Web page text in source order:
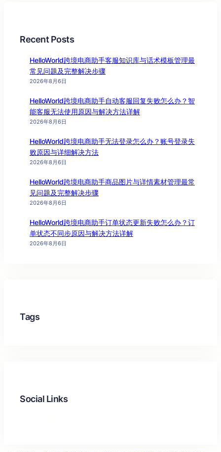
Recent Posts
HelloWorld跨境电商助手客服知识库与话术模板管理最
常见问题及完整解决步骤
2026年8月6日
HelloWorld跨境电商助手自动客服回复失败怎么办？智
能客服无法使用原因与解决方法详解
2026年8月6日
HelloWorld跨境电商助手无法登录怎么办？账号登录失
败原因与详细解决方法
2026年8月6日
HelloWorld跨境电商助手商品图片与详情素材管理最常
见问题及完整解决步骤
2026年8月6日
HelloWorld跨境电商助手订单状态更新失败怎么办？订
单状态不同步原因与解决方法详解
2026年8月6日
Tags
Social Links